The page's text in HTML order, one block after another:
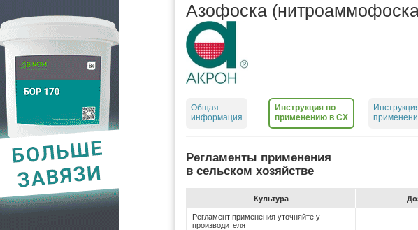
Азофоска
Общая
информация
Инструкция по
применению в СХ
Регламенты применения
в сельском хозяйстве
Культура
Регламент применения уточняйте у
производителя